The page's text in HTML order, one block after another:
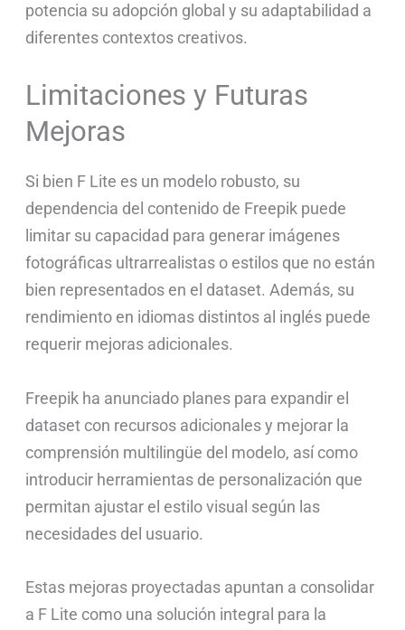
potencia su adopción global y su adaptabilidad a
diferentes contextos creativos.
Limitaciones y Futuras
Mejoras
Si bien F Lite es un modelo robusto, su
dependencia del contenido de Freepik puede
limitar su capacidad para generar imágenes
fotográficas ultrarrealistas o estilos que no están
bien representados en el dataset. Además, su
rendimiento en idiomas distintos al inglés puede
requerir mejoras adicionales.
Freepik ha anunciado planes para expandir el
dataset con recursos adicionales y mejorar la
comprensión multilingüe del modelo, así como
introducir herramientas de personalización que
permitan ajustar el estilo visual según las
necesidades del usuario.
Estas mejoras proyectadas apuntan a consolidar
a F Lite como una solución integral para la